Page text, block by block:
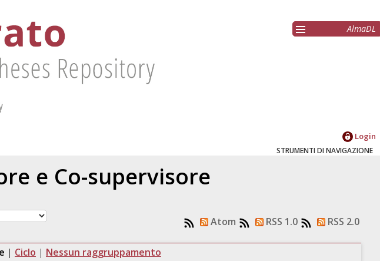
AlmaDL
Login
STRUMENTI DI NAVIGAZIONE
e Co-supervisore
Atom RSS 1.0 RSS 2.0
| Ciclo | Nessun raggruppamento